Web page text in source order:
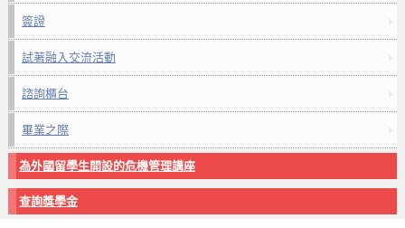
簽證
試著融入交流活動
諮詢櫃台
畢業之際
為外國留學生開設的危機管理講座
查詢獎學金